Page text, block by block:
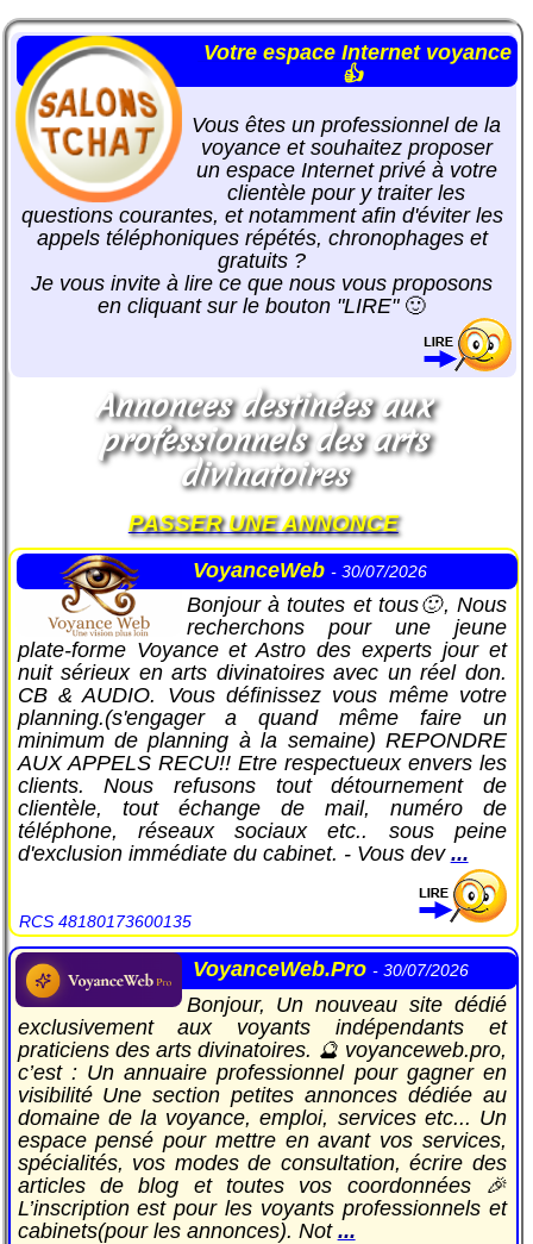
Votre espace Internet voyance
👍
Vous êtes un professionnel de la
voyance et souhaitez proposer
un espace Internet privé à votre
clientèle pour y traiter les
questions courantes, et notamment afin d'éviter les
appels téléphoniques répétés, chronophages et
gratuits ?
Je vous invite à lire ce que nous vous proposons
en cliquant sur le bouton "LIRE" 🙂
Annonces destinées aux
professionnels des arts
divinatoires
PASSER UNE ANNONCE
VoyanceWeb - 30/07/2026
Bonjour à toutes et tous🙂, Nous
recherchons pour une jeune
plate-forme Voyance et Astro des experts jour et
nuit sérieux en arts divinatoires avec un réel don.
CB & AUDIO. Vous définissez vous même votre
planning.(s'engager a quand même faire un
minimum de planning à la semaine) REPONDRE
AUX APPELS RECU!! Etre respectueux envers les
clients. Nous refusons tout détournement de
clientèle, tout échange de mail, numéro de
téléphone, réseaux sociaux etc.. sous peine
d'exclusion immédiate du cabinet. - Vous dev ...
RCS 48180173600135
VoyanceWeb.Pro - 30/07/2026
Bonjour, Un nouveau site dédié
exclusivement aux voyants indépendants et
praticiens des arts divinatoires. 🔮 voyanceweb.pro,
c’est : Un annuaire professionnel pour gagner en
visibilité Une section petites annonces dédiée au
domaine de la voyance, emploi, services etc... Un
espace pensé pour mettre en avant vos services,
spécialités, vos modes de consultation, écrire des
articles de blog et toutes vos coordonnées 🎉
L’inscription est pour les voyants professionnels et
cabinets(pour les annonces). Not ...